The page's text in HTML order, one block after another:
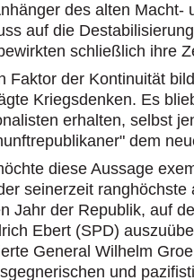
des alten Macht-
auf die
schließlich ihre
Faktor der Kontinuität
Kriegsdenken. Es
erhalten, selbst
dem
diese Aussage
seinerzeit
Jahr der Republik, auf
Ebert (SPD)
General Wilhelm
und